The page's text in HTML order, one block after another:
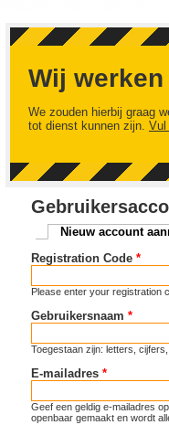
Wij
We zouden hierbij graag
tot dienst kunnen zijn. Vul
Primaire tabs
Nieuw account
Registration Code *
Please enter your registration
Gebruikersnaam *
Toegestaan zijn: letters,
E-mailadres *
Geef een geldig e-mailadres
openbaar gemaakt en wordt